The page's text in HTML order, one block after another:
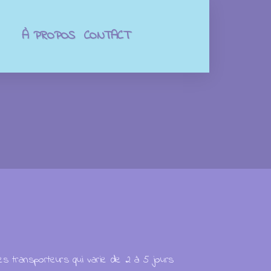
À PROPOS CONTACT
transporteurs qui varie de 2 à 5 jours